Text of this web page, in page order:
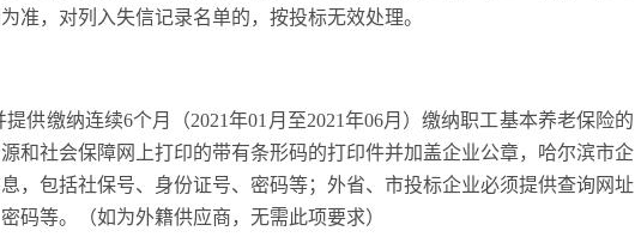
准，对列入失信记录名单的，按投标无效处理。
供缴纳连续6个月（2021年01 月至2021年06月）缴纳职工基本养老保险的
和社会保障网上打印的带有条形码的打印件并加盖企业公章，哈尔滨市企
，包括社保号、身份证号、密码等；外省、市投标企业必须提供查询网址
码等。（如为外籍供应商，无需此项要求）